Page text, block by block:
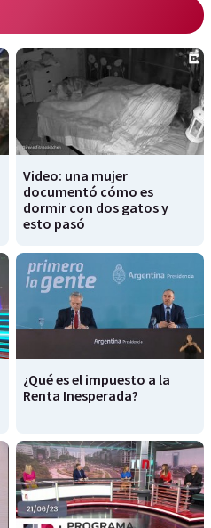
Video: una mujer
documentó cómo es
dormir con dos gatos y
esto pasó
¿Qué es el impuesto a la
Renta Inesperada?